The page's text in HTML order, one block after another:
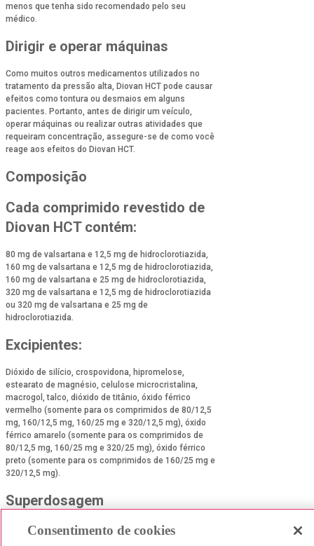
menos que tenha sido recomendado pelo seu
médico.
Dirigir e operar máquinas
Como muitos outros medicamentos utilizados no
tratamento da pressão alta, Diovan HCT pode causar
efeitos como tontura ou desmaios em alguns
pacientes. Portanto, antes de dirigir um veículo,
operar máquinas ou realizar outras atividades que
requeiram concentração, assegure-se de como você
reage aos efeitos do Diovan HCT.
Composição
Cada comprimido revestido de
Diovan HCT contém:
80 mg de valsartana e 12,5 mg de hidroclorotiazida,
160 mg de valsartana e 12,5 mg de hidroclorotiazida,
160 mg de valsartana e 25 mg de hidroclorotiazida,
320 mg de valsartana e 12,5 mg de hidroclorotiazida
ou 320 mg de valsartana e 25 mg de
hidroclorotiazida.
Excipientes:
Dióxido de silício, crospovidona, hipromelose,
estearato de magnésio, celulose microcristalina,
macrogol, talco, dióxido de titânio, óxido férrico
vermelho (somente para os comprimidos de 80/12,5
mg, 160/12,5 mg, 160/25 mg e 320/12,5 mg), óxido
férrico amarelo (somente para os comprimidos de
80/12,5 mg, 160/25 mg e 320/25 mg), óxido férrico
preto (somente para os comprimidos de 160/25 mg e
320/12,5 mg).
Superdosagem
Se você tiver tontura grave e/ ou desmaio, cansaço
Consentimento de cookies